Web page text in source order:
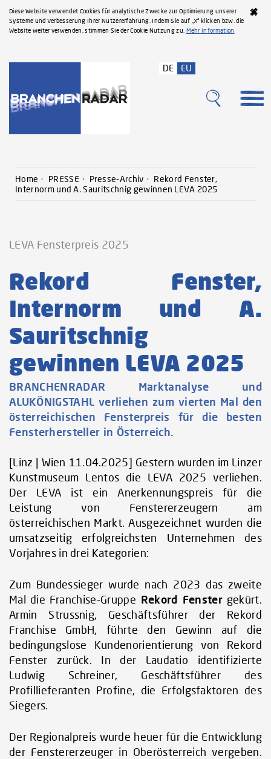
Diese Website verwendet Cookies für analytische Zwecke zur Optimierung unserer
Systeme und Verbesserung Ihrer Nutzererfahrung. Indem Sie auf „X“ klicken bzw. die
Website weiter verwenden, stimmen Sie der Cookie Nutzung zu. Mehr Information
DE EU
Home PRESSE Presse-Archiv
Rekord Fenster,
Internorm und A. Sauritschnig gewinnen LEVA 2025
LEVA Fensterpreis 2025
Rekord Fenster,
Internorm und A.
Sauritschnig
gewinnen LEVA 2025
BRANCHENRADAR Marktanalyse und
ALUKÖNIGSTAHL verliehen zum vierten Mal den
österreichischen Fensterpreis für die besten
Fensterhersteller in Österreich.
[Linz | Wien 11.04.2025] Gestern wurden im Linzer
Kunstmuseum Lentos die LEVA 2025 verliehen.
Der LEVA ist ein Anerkennungspreis für die
Leistung von Fenstererzeugern am
österreichischen Markt. Ausgezeichnet wurden die
umsatzseitig erfolgreichsten Unternehmen des
Vorjahres in drei Kategorien:
Zum Bundessieger wurde nach 2023 das zweite
Mal die Franchise-Gruppe Rekord Fenstergekürt.
Armin Strussnig, Geschäftsführer der Rekord
Franchise GmbH, führte den Gewinn auf die
bedingungslose Kundenorientierung von Rekord
Fenster zurück. In der Laudatio identifizierte
Ludwig Schreiner, Geschäftsführer des
Profillieferanten Profine, die Erfolgsfaktoren des
Siegers.
Der Regionalpreis wurde heuer für die Entwicklung
der Fenstererzeuger in Oberösterreich vergeben.